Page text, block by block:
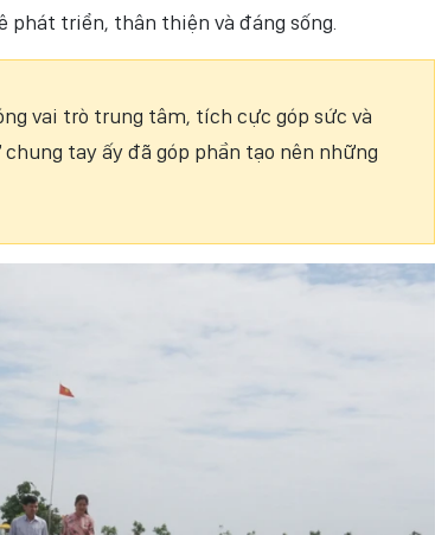
triển, thân thiện và đáng sống.
vai trò trung tâm, tích cực góp sức và
tay ấy đã góp phần tạo nên những